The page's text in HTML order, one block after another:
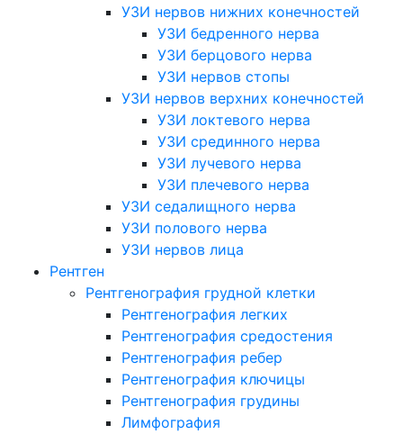
УЗИ нервов нижних конечностей
УЗИ бедренного нерва
УЗИ берцового нерва
УЗИ нервов стопы
УЗИ нервов верхних конечностей
УЗИ локтевого нерва
УЗИ срединного нерва
УЗИ лучевого нерва
УЗИ плечевого нерва
УЗИ седалищного нерва
УЗИ полового нерва
УЗИ нервов лица
Рентген
Рентгенография грудной клетки
Рентгенография легких
Рентгенография средостения
Рентгенография ребер
Рентгенография ключицы
Рентгенография грудины
Лимфография